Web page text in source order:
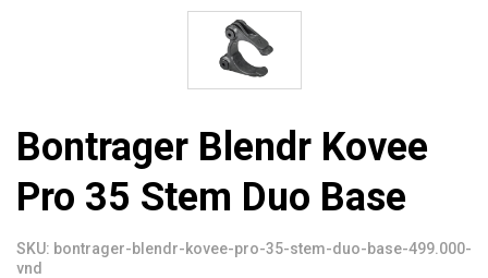
Bontrager Blendr Kovee
Pro 35 Stem Duo Base
SKU: bontrager-blendr-kovee-pro-35-stem-duo-base-499.000-
vnd